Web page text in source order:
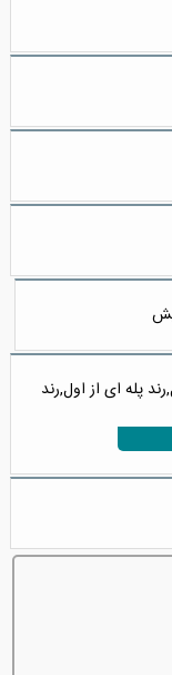
پله ای از اول,رند